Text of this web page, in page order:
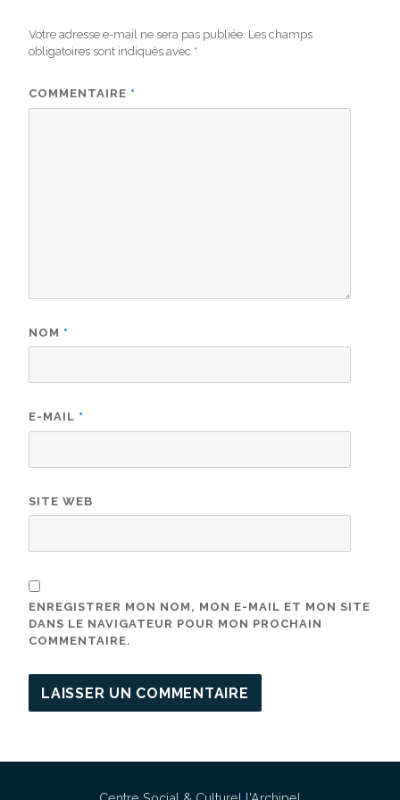
Votre adresse e-mail ne sera pas publiée. Les champs
obligatoires sont indiqués avec *
COMMENTAIRE *
NOM *
E-MAIL *
SITE WEB
ENREGISTRER MON NOM, MON E-MAIL ET MON SITE
DANS LE NAVIGATEUR POUR MON PROCHAIN
COMMENTAIRE.